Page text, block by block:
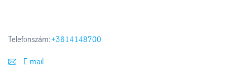
Telefonszám:+3614148700
E-mail